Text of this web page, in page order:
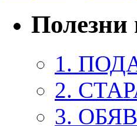
Полезни
1.
2.
3.